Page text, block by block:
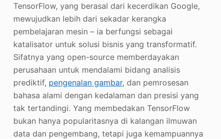
TensorFlow, yang berasal dari kecerdikan Google,
mewujudkan lebih dari sekadar kerangka
pembelajaran mesin – ia berfungsi sebagai
katalisator untuk solusi bisnis yang transformatif.
Sifatnya yang open-source memberdayakan
perusahaan untuk mendalami bidang analisis
prediktif, pengenalan gambar, dan pemrosesan
bahasa alami dengan kedalaman dan presisi yang
tak tertandingi. Yang membedakan TensorFlow
bukan hanya popularitasnya di kalangan ilmuwan
data dan pengembang, tetapi juga kemampuannya